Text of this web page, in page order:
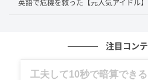
英語で危機を救った【元人気アイドル
注目コン
グルメ、ギャグ、子育て